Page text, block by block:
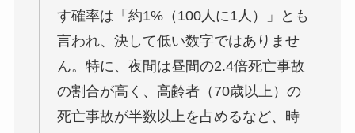
す確率は「約1%（100人に1人）」とも
言われ、決して低い数字ではありませ
ん。特に、夜間は昼間の2.4倍死亡事故
の割合が高く、高齢者（70歳以上）の
死亡事故が半数以上を占めるなど、時